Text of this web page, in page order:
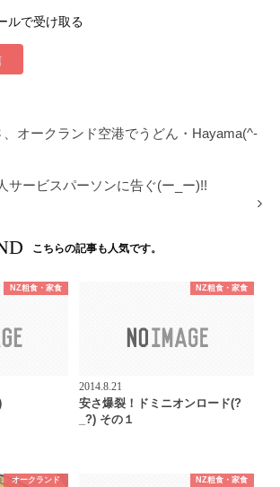
ルで受け取る
、オークランド空港でうどん・Hayama(^-
サービスパーソンに告ぐ(ー_ー)!!
こちらの記事も人気です。
NZ粗食・家食 NZ粗食・家食
2014.8.21
安さ爆裂！ドミニオンロード(?
_?) その１
オークランド NZ粗食・家食